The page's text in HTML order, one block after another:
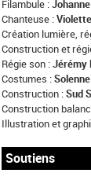
Filambule :
Chanteuse :
Création lumière,
Construction et
Régie son :Jérémy
Costumes :
Construction :Sud
Construction
Illustration et
Soutiens